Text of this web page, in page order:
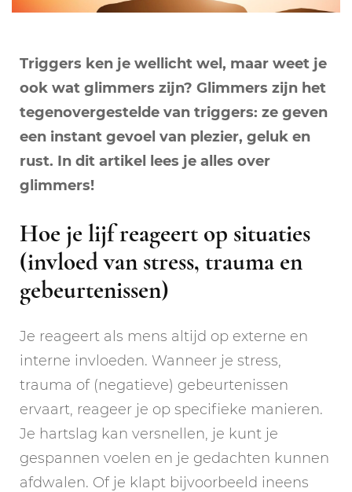
Triggers ken je wellicht wel, maar weet je
ook wat glimmers zijn? Glimmers zijn het
tegenovergestelde van triggers: ze geven
een instant gevoel van plezier, geluk en
rust. In dit artikel lees je alles over
glimmers!
Hoe je lijf reageert op situaties
(invloed van stress, trauma en
gebeurtenissen)
Je reageert als mens altijd op externe en
interne invloeden. Wanneer je stress,
trauma of (negatieve) gebeurtenissen
ervaart, reageer je op specifieke manieren.
Je hartslag kan versnellen, je kunt je
gespannen voelen en je gedachten kunnen
afdwalen. Of je klapt bijvoorbeeld ineens